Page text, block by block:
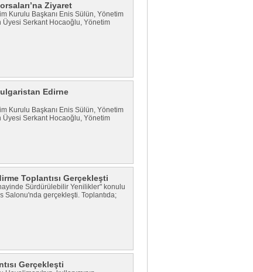
Ziyaret
Kurulu Başkanı Enis Sülün, Yönetim
Üyesi Serkant Hocaoğlu, Yönetim
Edirne
Kurulu Başkanı Enis Sülün, Yönetim
Üyesi Serkant Hocaoğlu, Yönetim
Toplantısı Gerçekleşti
Sürdürülebilir Yenilikler" konulu
Salonu'nda gerçekleşti. Toplantıda;
Gerçekleşti